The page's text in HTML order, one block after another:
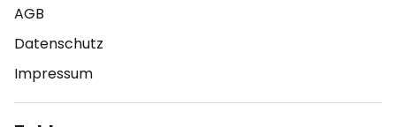
AGB
Datenschutz
Impressum